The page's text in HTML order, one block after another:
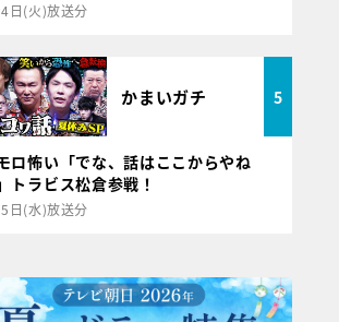
日(火)放送分
かまいガチ 5
ロ怖い「でな、話はここからやね
トラビス松倉参戦！
日(水)放送分